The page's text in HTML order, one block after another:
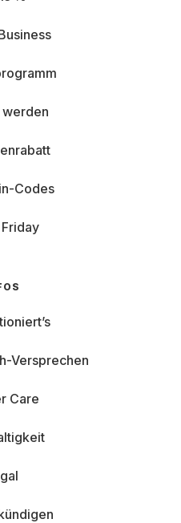
werden
Codes
Versprechen
Care